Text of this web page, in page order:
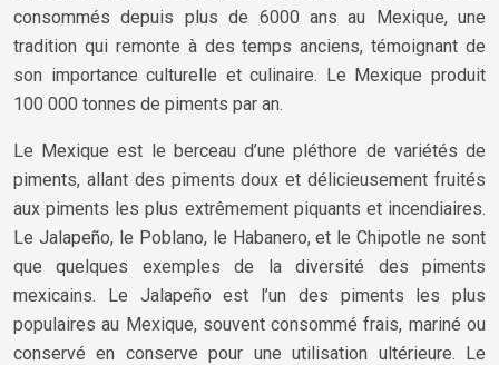
consommés depuis plus de 6000 ans au Mexique, une
tradition qui remonte à des temps anciens, témoignant de
son importance culturelle et culinaire. Le Mexique produit
100 000 tonnes de piments par an.
Le Mexique est le berceau d’une pléthore de variétés de
piments, allant des piments doux et délicieusement fruités
aux piments les plus extrêmement piquants et incendiaires.
Le Jalapeño, le Poblano, le Habanero, et le Chipotle ne sont
que quelques exemples de la diversité des piments
mexicains. Le Jalapeño est l’un des piments les plus
populaires au Mexique, souvent consommé frais, mariné ou
conservé en conserve pour une utilisation ultérieure. Le